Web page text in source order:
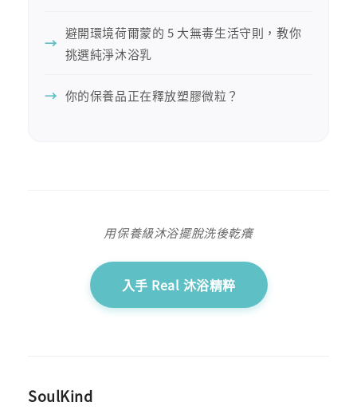
避開環境荷爾蒙的 5 大無毒生活守則，教你
挑選純淨沐浴乳
你的保養品正在釋放塑膠微粒？
用保養級沐浴擺脫洗後乾癢
入手 Real 沐浴精粹
SoulKind